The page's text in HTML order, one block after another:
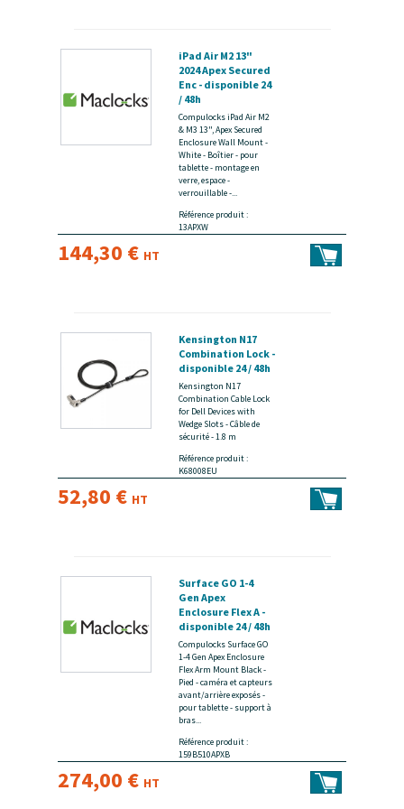
iPad Air M2 13"
2024 Apex Secured
Enc - disponible 24
/ 48h
Compulocks iPad Air M2
& M3 13", Apex Secured
Enclosure Wall Mount -
White - Boîtier - pour
tablette - montage en
verre, espace -
verrouillable -...
Référence produit :
13APXW
144,30 € HT
Kensington N17
Combination Lock -
disponible 24 / 48h
Kensington N17
Combination Cable Lock
for Dell Devices with
Wedge Slots - Câble de
sécurité - 1.8 m
Référence produit :
K68008EU
52,80 € HT
Surface GO 1-4
Gen Apex
Enclosure Flex A -
disponible 24 / 48h
Compulocks Surface GO
1-4 Gen Apex Enclosure
Flex Arm Mount Black -
Pied - caméra et capteurs
avant/arrière exposés -
pour tablette - support à
bras...
Référence produit :
159B510APXB
274,00 € HT